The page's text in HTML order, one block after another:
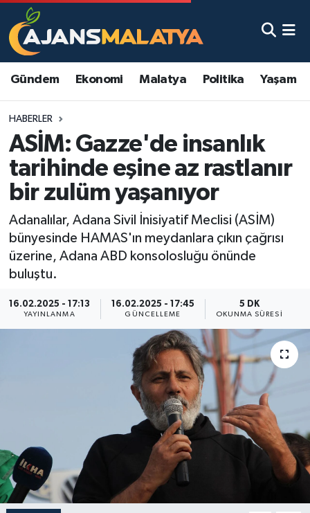
Gündem Ekonomi Malatya Politika Yaşam
HABERLER
ASİM: Gazze'de insanlık
tarihinde eşine az rastlanır
bir zulüm yaşanıyor
Adanalılar, Adana Sivil İnisiyatif Meclisi (ASİM)
bünyesinde HAMAS'ın meydanlara çıkın çağrısı
üzerine, Adana ABD konsolosluğu önünde
buluştu.
16.02.2025 - 17:13
YAYINLANMA
16.02.2025 - 17:45
GÜNCELLEME
5 DK
OKUNMA SÜRESI
Asayiş
Eğitim
Ekonomi
Gündem
Kadın
Kültür & Sanat
Magazin
Yaşam
Malatya Nöbetçi Eczaneler
Malatya Namaz Vakitleri
Malatya Trafik Yoğunluk Haritası
TFF 3.Lig 2.Grup Puan Durumu ve Fikstür
Tüm Manşetler
Son Dakika Haberleri
Haber Arşivi